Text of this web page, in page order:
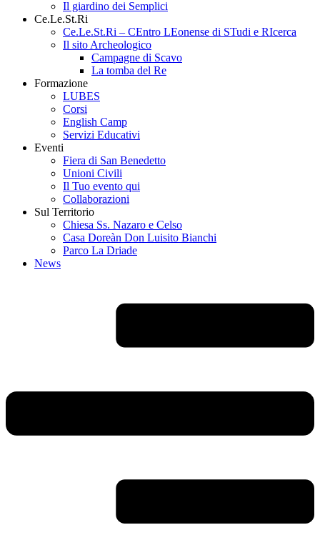
Il giardino dei Semplici
Ce.Le.St.Ri
Ce.Le.St.Ri – CEntro LEonense di STudi e RIcerca
Il sito Archeologico
Campagne di Scavo
La tomba del Re
Formazione
LUBES
Corsi
English Camp
Servizi Educativi
Eventi
Fiera di San Benedetto
Unioni Civili
Il Tuo evento qui
Collaborazioni
Sul Territorio
Chiesa Ss. Nazaro e Celso
Casa Doreàn Don Luisito Bianchi
Parco La Driade
News